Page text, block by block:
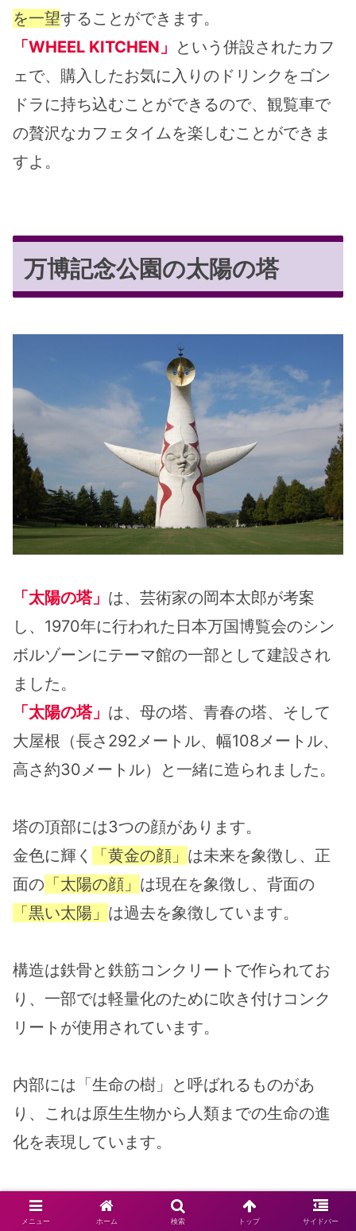
を一望することができます。
「WHEEL KITCHEN」 という併設されたカフ
ェで、購入したお気に入りのドリンクをゴン
ドラに持ち込むことができるので、観覧車で
の贅沢なカフェタイムを楽しむことができま
すよ。
万博記念公園の太陽の塔
「太陽の塔」 は、芸術家の岡本太郎が考案
し、1970年に行われた日本万国博覧会のシン
ボルゾーンにテーマ館の一部として建設され
ました。
「太陽の塔」 は、母の塔、青春の塔、そして
大屋根（長さ292メートル、幅108メートル、
高さ約30メートル）と一緒に造られました。
塔の頂部には3つの顔があります。
金色に輝く
「黄金の顔」 は未来を象徴し、正
面の 「太陽の顔」 は現在を象徴し、背面の
「黒い太陽」 は過去を象徴しています。
構造は鉄骨と鉄筋コンクリートで作られてお
り、一部では軽量化のために吹き付けコンク
リートが使用されています。
内部には「生命の樹」と呼ばれるものがあ
り、これは原生生物から人類までの生命の進
化を表現しています。
太陽の塔は、過去・現在・未来を貫く万物の
メニュー ホーム 検索 トップ サイドバー